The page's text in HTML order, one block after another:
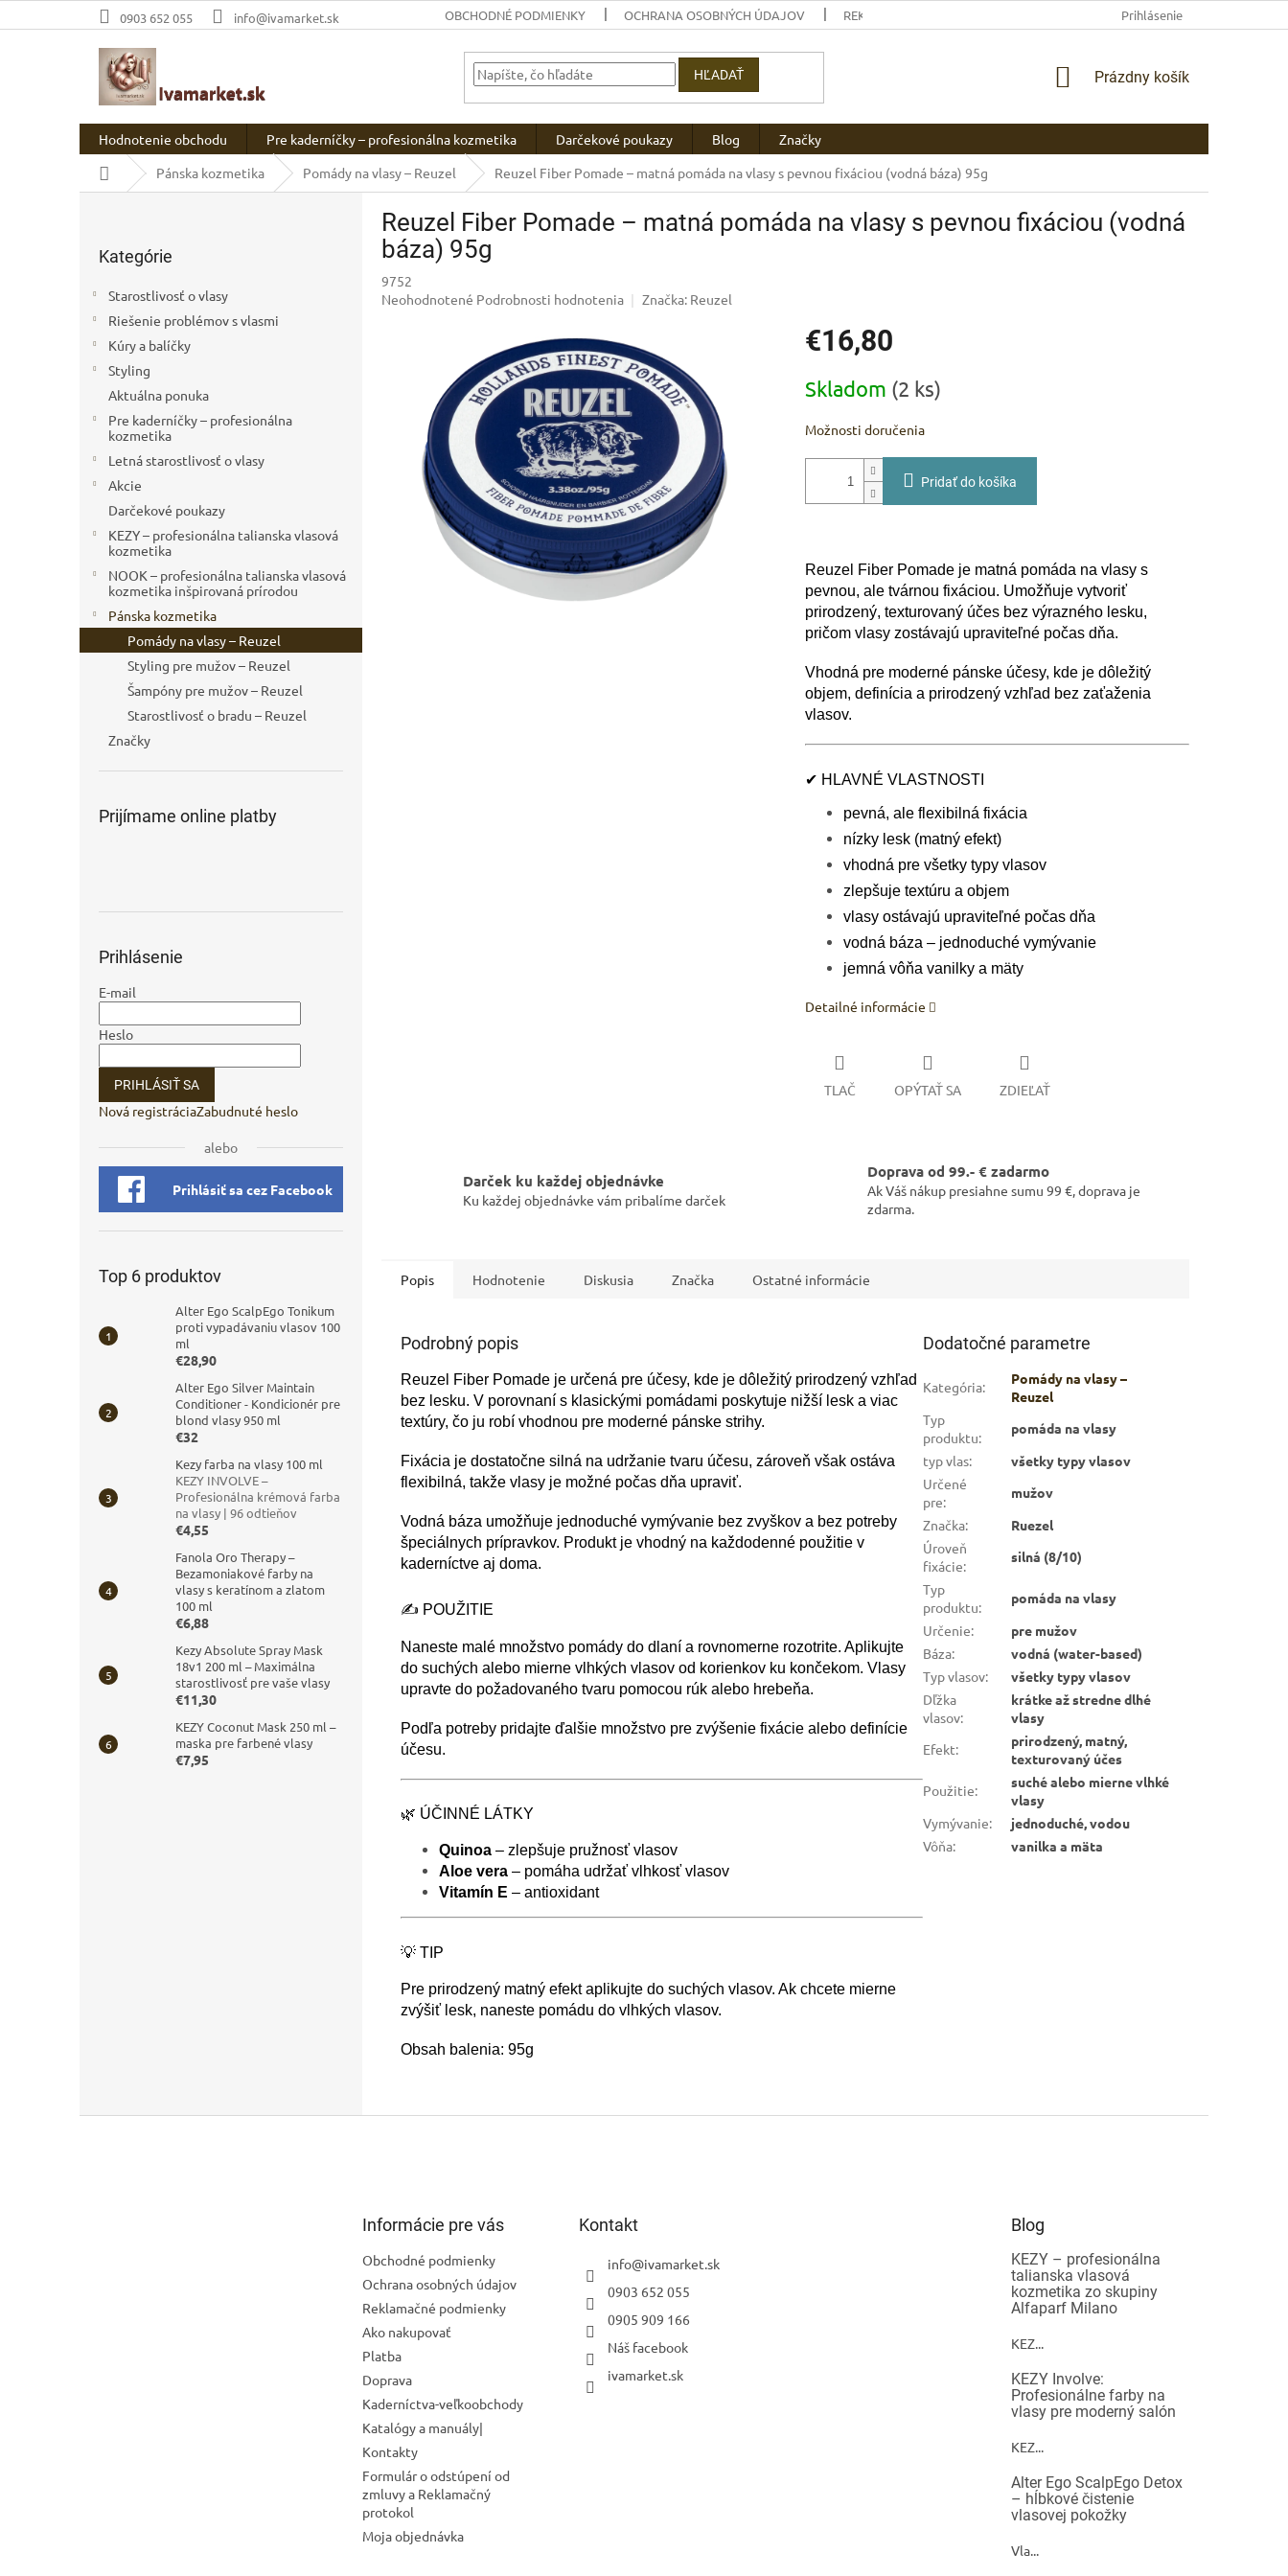
na
0903 652 055 info@ivamarket.sk OBCHODNÉ PODMIENKY OCHRANA OSOBNÝCH ÚDAJOV REKLAMAČNÉ PODMIENKY AKO NAKUPOVAŤ PLATBA
Prihlásenie
HĽADAŤ
NÁKUPNÝ
Prázdny košík
Hodnotenie obchodu Pre kaderníčky – profesionálna kozmetika Darčekové poukazy Blog
Značky
DomovPánska kozmetika Pomády na vlasy – Reuzel Reuzel Fiber Pomade – matná pomáda na vlasy s pevnou fixáciou (vodná báza) 95g
kategórie
Kategórie
Starostlivosť o vlasy
Riešenie problémov s vlasmi
Kúry a balíčky
Styling
Aktuálna ponuka
Pre kaderníčky – profesionálna
kozmetika
Letná starostlivosť o vlasy
Akcie
Darčekové poukazy
KEZY – profesionálna talianska vlasová
kozmetika
NOOK – profesionálna talianska vlasová
kozmetika inšpirovaná prírodou
Pánska kozmetika
Pomády na vlasy – Reuzel
Styling pre mužov – Reuzel
Šampóny pre mužov – Reuzel
Starostlivosť o bradu – Reuzel
Značky
Prijímame online platby
Prihlásenie
E-mail
Heslo
PRIHLÁSIŤ SA
Nová registráciaZabudnuté heslo
alebo
Prihlásiť sa cez Facebook
Top 6 produktov
Alter Ego ScalpEgo Tonikum
proti vypadávaniu vlasov 100
ml
€28,90
Alter Ego Silver Maintain
Conditioner - Kondicionér pre
blond vlasy 950 ml
€32
Kezy farba na vlasy 100 ml
KEZY INVOLVE –
Profesionálna krémová farba
na vlasy | 96 odtieňov
€4,55
Fanola Oro Therapy –
Bezamoniakové farby na
vlasy s keratínom a zlatom
100 ml
€6,88
Kezy Absolute Spray Mask
18v1 200 ml – Maximálna
starostlivosť pre vaše vlasy
€11,30
KEZY Coconut Mask 250 ml –
maska pre farbené vlasy
€7,95
Reuzel Fiber Pomade – matná pomáda na vlasy s pevnou fixáciou (vodná
báza) 95g
9752
Priemerné
hviezdičiek.
Neohodnotené Podrobnosti hodnotenia Značka: Reuzel
€16,80
cena:
Skladom (2 ks)
Možnosti doručenia
Pridať do košíka
Reuzel Fiber Pomade je matná pomáda na vlasy s
pevnou, ale tvárnou fixáciou. Umožňuje vytvoriť
prirodzený, texturovaný účes bez výrazného lesku,
pričom vlasy zostávajú upraviteľné počas dňa.
Vhodná pre moderné pánske účesy, kde je dôležitý
objem, definícia a prirodzený vzhľad bez zaťaženia
vlasov.
✔ HLAVNÉ VLASTNOSTI
pevná, ale flexibilná fixácia
nízky lesk (matný efekt)
vhodná pre všetky typy vlasov
zlepšuje textúru a objem
vlasy ostávajú upraviteľné počas dňa
vodná báza – jednoduché vymývanie
jemná vôňa vanilky a mäty
Detailné informácie
TLAČ OPÝTAŤ SA ZDIEĽAŤ
Darček ku každej objednávke
Ku každej objednávke vám pribalíme darček
Doprava od 99.- € zadarmo
Ak Váš nákup presiahne sumu 99 €, doprava je
zdarma.
Popis Hodnotenie Diskusia Značka Ostatné informácie
Podrobný popis
Reuzel Fiber Pomade je určená pre účesy, kde je dôležitý prirodzený vzhľad
bez lesku. V porovnaní s klasickými pomádami poskytuje nižší lesk a viac
textúry, čo ju robí vhodnou pre moderné pánske strihy.
Fixácia je dostatočne silná na udržanie tvaru účesu, zároveň však ostáva
flexibilná, takže vlasy je možné počas dňa upraviť.
Vodná báza umožňuje jednoduché vymývanie bez zvyškov a bez potreby
špeciálnych prípravkov. Produkt je vhodný na každodenné použitie v
kaderníctve aj doma.
✍️ POUŽITIE
Naneste malé množstvo pomády do dlaní a rovnomerne rozotrite. Aplikujte
do suchých alebo mierne vlhkých vlasov od korienkov ku končekom. Vlasy
upravte do požadovaného tvaru pomocou rúk alebo hrebeňa.
Podľa potreby pridajte ďalšie množstvo pre zvýšenie fixácie alebo definície
účesu.
🌿 ÚČINNÉ LÁTKY
Quinoa – zlepšuje pružnosť vlasov
Aloe vera – pomáha udržať vlhkosť vlasov
Vitamín E – antioxidant
💡 TIP
Pre prirodzený matný efekt aplikujte do suchých vlasov. Ak chcete mierne
zvýšiť lesk, naneste pomádu do vlhkých vlasov.
Obsah balenia: 95g
Dodatočné parametre
Kategória:
Pomády na vlasy –
Reuzel
Typ
produktu:
pomáda na vlasy
typ vlas:
všetky typy vlasov
Určené
pre:
mužov
Značka:
Ruezel
Úroveň
fixácie:
silná (8/10)
Typ
produktu:
pomáda na vlasy
Určenie:
pre mužov
Báza:
vodná (water-based)
Typ vlasov:
všetky typy vlasov
Dľžka
vlasov:
krátke až stredne dlhé
vlasy
Efekt:
prirodzený, matný,
texturovaný účes
Použitie:
suché alebo mierne vlhké
vlasy
Vymývanie:
jednoduché, vodou
Vôňa: vanilka a mäta
Informácie pre vás
Obchodné podmienky
Ochrana osobných údajov
Reklamačné podmienky
Ako nakupovať
Platba
Doprava
Kaderníctva-veľkoobchody
Katalógy a manuály|
Kontakty
Formulár o odstúpení od
zmluvy a Reklamačný
protokol
Moja objednávka
Kontakt
info@ivamarket.sk
0903 652 055
0905 909 166
Náš facebook
ivamarket.sk
Blog
KEZY – profesionálna
talianska vlasová
kozmetika zo skupiny
Alfaparf Milano
KEZ...
KEZY Involve:
Profesionálne farby na
vlasy pre moderný salón
KEZ...
Alter Ego ScalpEgo Detox
– hĺbkové čistenie
vlasovej pokožky
Vla...
IVAMARKET poradca
Pomoc s výberom profesionálnej vlasovej kozmetiky 🙂